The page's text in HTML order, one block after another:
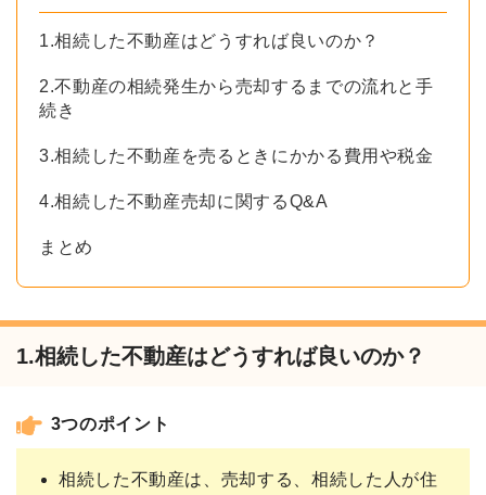
1.相続した不動産はどうすれば良いのか？
2.不動産の相続発生から売却するまでの流れと手
続き
3.相続した不動産を売るときにかかる費用や税金
4.相続した不動産売却に関するQ&A
まとめ
1.相続した不動産はどうすれば良いのか？
3つのポイント
相続した不動産は、売却する、相続した人が住